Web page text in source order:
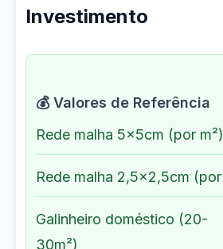
Investimento
💰 Valores de Referência
Rede malha 5x5cm (por m²)
Rede malha 2,5x2,5cm (por
Galinheiro doméstico (20-
30m²)